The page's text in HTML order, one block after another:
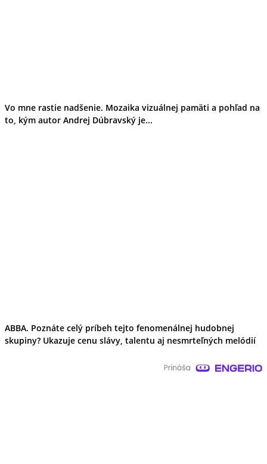
Vo mne rastie nadšenie. Mozaika vizuálnej pamäti a pohľad na
to, kým autor Andrej Dúbravský je...
ABBA. Poznáte celý príbeh tejto fenomenálnej hudobnej
skupiny? Ukazuje cenu slávy, talentu aj nesmrteľných melódií